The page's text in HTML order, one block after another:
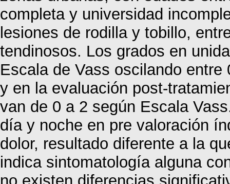
completa y universidad
lesiones de rodilla y tobillo,
tendinosos. Los grados en
Escala de Vass oscilando
y en la evaluación post-
van de 0 a 2 según Escala
día y noche en pre valoración
dolor, resultado diferente a la
indica sintomatología alguna